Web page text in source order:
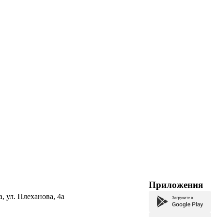
ул. Плеханова, 4а
Приложения